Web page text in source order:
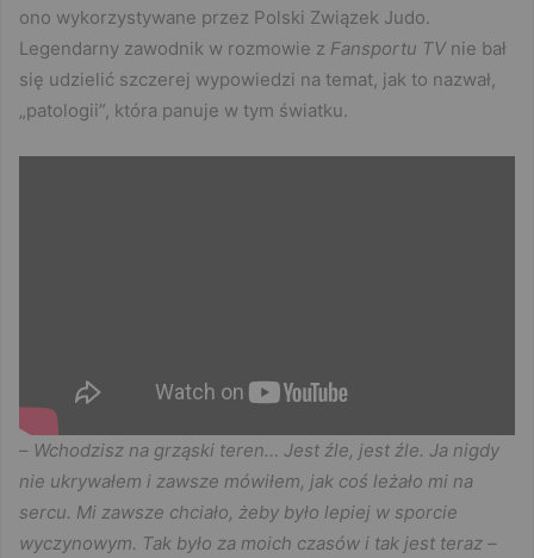
ono wykorzystywane przez Polski Związek Judo.
Legendarny zawodnik w rozmowie z Fansportu TVnie bał
się udzielić szczerej wypowiedzi na temat, jak to nazwał,
„patologii”, która panuje w tym światku.
– Wchodzisz na grząski teren… Jest źle, jest źle. Ja nigdy
nie ukrywałem i zawsze mówiłem, jak coś leżało mi na
sercu. Mi zawsze chciało, żeby było lepiej w sporcie
wyczynowym. Tak było za moich czasów i tak jest teraz –